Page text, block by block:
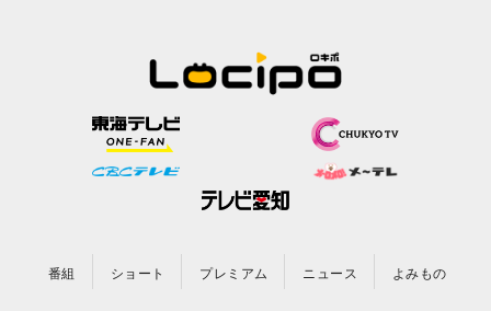
番組 ショート プレミアム ニュース よみもの